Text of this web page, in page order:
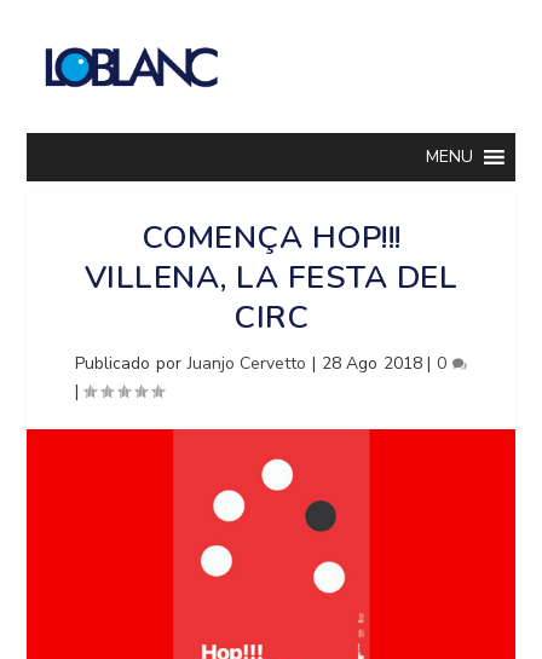
MENU
COMENÇA HOP!!!
VILLENA, LA FESTA DEL
CIRC
Publicado porJuanjo Cervetto | 28 Ago 2018|0
|